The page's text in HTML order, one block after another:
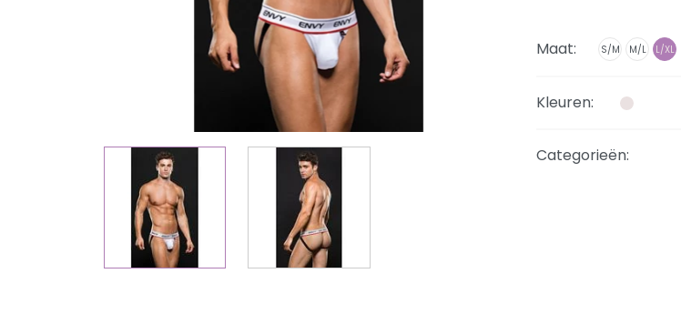
Maat: S/M M/L L/XL
Kleuren:
Categorieën: